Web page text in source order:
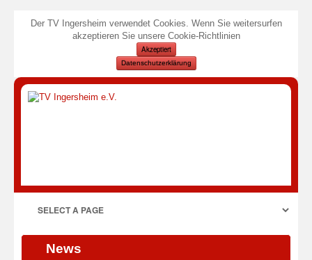
Der TV Ingersheim verwendet Cookies. Wenn Sie weitersurfen
akzeptieren Sie unsere Cookie-Richtlinien
Akzeptiert
Datenschutzerklärung
News